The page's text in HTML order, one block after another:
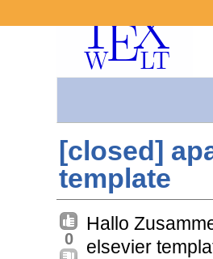
[closed]
template
0
Hallo
elsevier